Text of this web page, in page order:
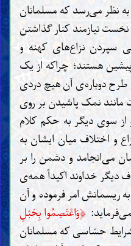
نظر می‌رسد که مسلمانان
نیازمند کنار گذاشتن
سپردن نزاع‌های کهنه و
هستند؛ چراکه از یک
طرح دوباره‌ی آن هیچ دردی
مانند نمک پاشیدن بر روی
سوی دیگر به حکم کلام
و اختلاف میان ایشان به
می‌انجامد و دشمن را بر
دیگر خداوند اکیداً همه‌ی
ریسمانش امر فرموده و آن
﴿وَاعْتَصِمُوا بِحَبْلِ
حسّاسی که مسلمانان